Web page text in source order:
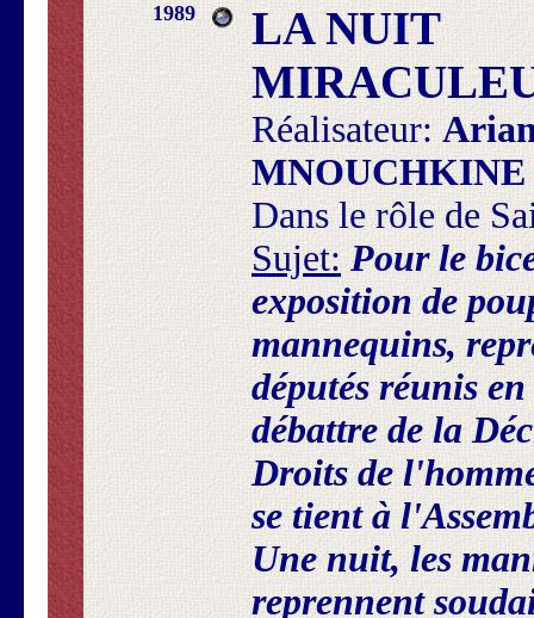
1989
LA NUIT
Réalisateur:
MNOUCHKINE
Dans le rôle de
Sujet: Pour le
exposition de
mannequins,
députés réunis
débattre de la
Droits de
se tient à
Une nuit, les
reprennent